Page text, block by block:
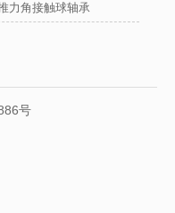
力角接触球轴承
号